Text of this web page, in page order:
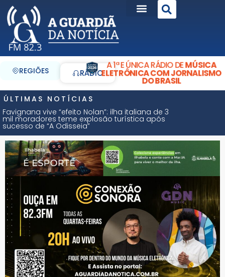
REGIÕES RÁDIO
A 1ª E ÚNICA RÁDIO DEMÚSICA
ELETRÔNICA COM JORNALISMO
DO BRASIL
ÚLTIMAS NOTÍCIAS
Favignana vive “efeito Nolan”: ilha italiana de 3
mil moradores teme explosão turística após
sucesso de “A Odisseia”